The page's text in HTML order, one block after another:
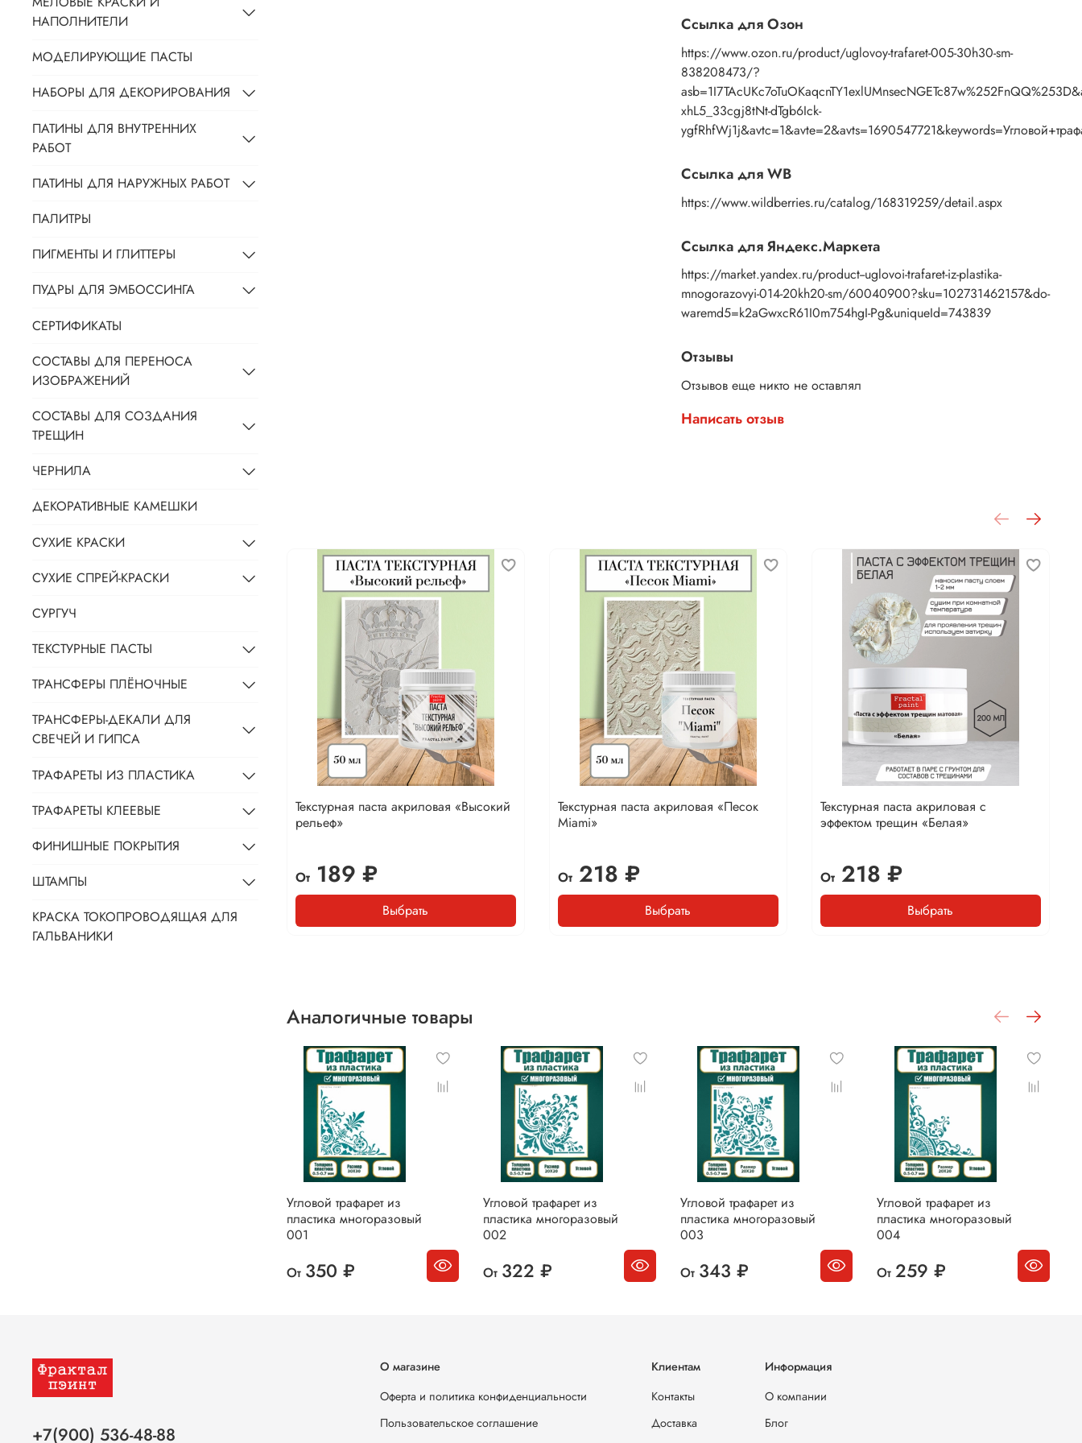
Применение:нанесение узора осуществляется пастой с
промыть трафарет под теплой водой с моющим
средством, затем просушить бумажным полотенцем.
Ссылка для Озон
https://www.ozon.ru/product/uglovoy-trafaret-005-30h30-sm-
838208473/?
xhL5_33cgj8tNt-dTgb6Ick-
Ссылка для WB
https://www.wildberries.ru/catalog/168319259/detail.aspx
Ссылка для Яндекс.Маркета
https://market.yandex.ru/product--uglovoi-trafaret-iz-plastika-
mnogorazovyi-014-20kh20-sm/60040900?sku=102731462157&do-
waremd5=k2aGwxcR61I0m754hgI-Pg&uniqueId=743839
Отзывы
Отзывов еще никто не оставлял
Написать отзыв
Текстурная паста акриловая «Высокий
рельеф»
От189 ₽
Выбрать
Текстурная паста акриловая «Песок
Miami»
От218 ₽
Выбрать
Текстурная паста акриловая с
эффектом трещин «Белая»
От218 ₽
Выбрать
Аналогичные товары
Угловой трафарет из
пластика многоразовый
001
От 350 ₽
Угловой трафарет из
пластика многоразовый
002
От 322 ₽
Угловой трафарет из
пластика многоразовый
003
От 343 ₽
Угловой трафарет из
пластика многоразовый
004
От 259 ₽
НАПОЛНИТЕЛИ
МОДЕЛИРУЮЩИЕ ПАСТЫ
НАБОРЫ ДЛЯ ДЕКОРИРОВАНИЯ
ПАТИНЫ ДЛЯ ВНУТРЕННИХ
РАБОТ
ПАТИНЫ ДЛЯ НАРУЖНЫХ РАБОТ
ПАЛИТРЫ
ПИГМЕНТЫ И ГЛИТТЕРЫ
ПУДРЫ ДЛЯ ЭМБОССИНГА
СЕРТИФИКАТЫ
СОСТАВЫ ДЛЯ ПЕРЕНОСА
ИЗОБРАЖЕНИЙ
СОСТАВЫ ДЛЯ СОЗДАНИЯ
ТРЕЩИН
ЧЕРНИЛА
ДЕКОРАТИВНЫЕ КАМЕШКИ
СУХИЕ КРАСКИ
СУХИЕ СПРЕЙ-КРАСКИ
СУРГУЧ
ТЕКСТУРНЫЕ ПАСТЫ
ТРАНСФЕРЫ ПЛЁНОЧНЫЕ
ТРАНСФЕРЫ-ДЕКАЛИ ДЛЯ
СВЕЧЕЙ И ГИПСА
ТРАФАРЕТЫ ИЗ ПЛАСТИКА
ТРАФАРЕТЫ КЛЕЕВЫЕ
ФИНИШНЫЕ ПОКРЫТИЯ
ШТАМПЫ
КРАСКА ТОКОПРОВОДЯЩАЯ ДЛЯ
ГАЛЬВАНИКИ
О магазине
Оферта и политика конфиденциальности
Пользовательское соглашение
Клиентам
Контакты
Доставка
Информация
О компании
Блог
+7(900) 536-48-88